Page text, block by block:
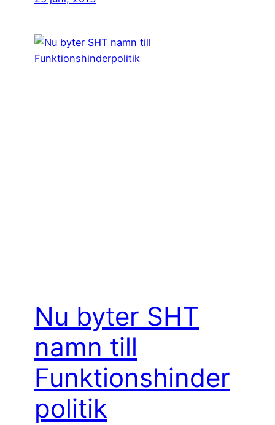
Nu byter SHT
namn till
Funktionshinder
politik